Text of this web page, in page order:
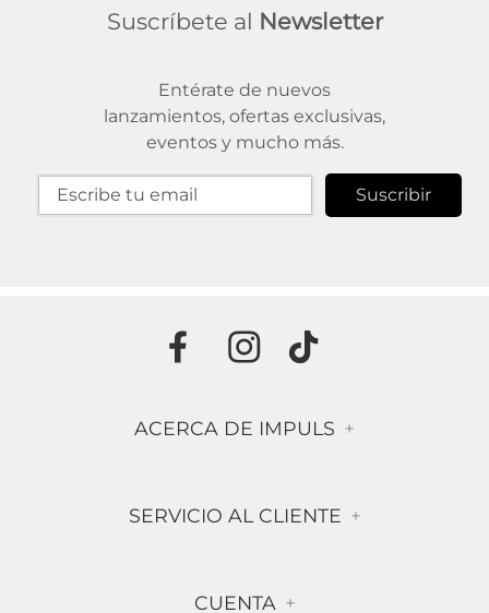
Suscríbete al Newsletter
Entérate de nuevos
lanzamientos, ofertas exclusivas,
eventos y mucho más.
Suscribir
ACERCA DE IMPULS +
Contáctanos
SERVICIO AL CLIENTE +
CUENTA +